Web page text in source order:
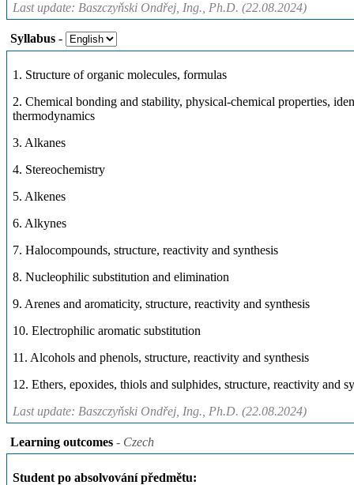
Last update: Baszczyňski Ondřej, Ing., Ph.D. (22.08.2024)
Syllabus -
1. Structure of organic molecules, formulas
2. Chemical bonding and stability, physical-chemical properties,
thermodynamics
3. Alkanes
4. Stereochemistry
5. Alkenes
6. Alkynes
7. Halocompounds, structure, reactivity and synthesis
8. Nucleophilic substitution and elimination
9. Arenes and aromaticity, structure, reactivity and synthesis
10. Electrophilic aromatic substitution
11. Alcohols and phenols, structure, reactivity and synthesis
12. Ethers, epoxides, thiols and sulphides, structure, reactivity and
Last update: Baszczyňski Ondřej, Ing., Ph.D. (22.08.2024)
Learning outcomes - Czech
Student po absolvování předmětu: